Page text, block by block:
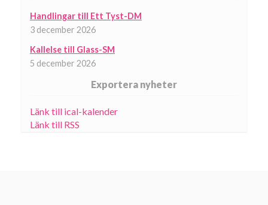
Handlingar till Ett Tyst-DM
3 december 2026
Kallelse till Glass-SM
5 december 2026
Exportera nyheter
Länk till ical-kalender
Länk till RSS